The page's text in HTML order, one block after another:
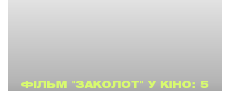
ФІЛЬМ "ЗАКОЛОТ" У КІНО: 5